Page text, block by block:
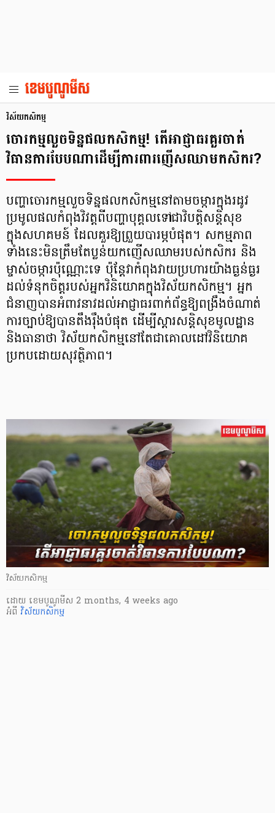
វិស័យ​កសិកម្ម
ចោរកម្មលួចទិន្នផលកសិកម្ម! តើអាជ្ញាធរគួរចាត់
វិធានការបែបណា​ដើម្បីការពារញើសឈាមកសិករ?
បញ្ហាចោរកម្មលួចទិន្នផលកសិកម្មនៅតាមចម្ការក្នុងរដូវ
ប្រមូលផលកំពុងវិវត្តពីបញ្ហាបុគ្គលទៅជាវិបត្តិសន្តិសុខ
ក្នុងសហគមន៍ ដែលគួរឱ្យព្រួយបារម្ភបំផុត។ សកម្មភាព
ទាំងនេះមិនត្រឹមតែប្លន់យកញើសឈាមរបស់កសិករ និង
ម្ចាស់ចម្ការប៉ុណ្ណោះទេ ប៉ុន្តែវាកំពុងវាយប្រហារយ៉ាងធ្ងន់ធ្ងរ
ដល់ទំនុកចិត្តរបស់អ្នកវិនិយោគក្នុងវិស័យកសិកម្ម។ អ្នក
ជំនាញបានអំពាវនាវដល់អាជ្ញាធរពាក់ព័ន្ធឱ្យពង្រឹងចំណាត់
ការច្បាប់ឱ្យបានតឹងរ៉ឹងបំផុត ដើម្បីស្ដារសន្តិសុខមូលដ្ឋាន
និងធានាថា វិស័យកសិកម្មនៅតែជាគោលដៅវិនិយោគ
ប្រកបដោយសុវត្ថិភាព។
វិស័យ​កសិកម្ម
ដោយ ​ ខេមបូណូមីស 2 months, 4 weeks ago
អំពី វិស័យ​កសិកម្ម